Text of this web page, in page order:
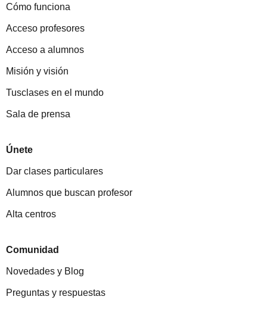
Cómo funciona
Acceso profesores
Acceso a alumnos
Misión y visión
Tusclases en el mundo
Sala de prensa
Únete
Dar clases particulares
Alumnos que buscan profesor
Alta centros
Comunidad
Novedades y Blog
Preguntas y respuestas